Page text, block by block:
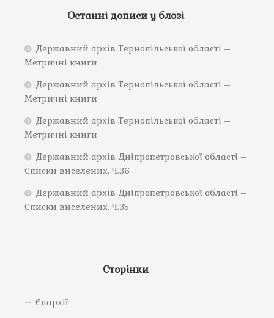
Останні дописи у блозі
Державний архів Тернопільської області –
Метричні книги
Державний архів Тернопільської області –
Метричні книги
Державний архів Тернопільської області –
Метричні книги
Державний архів Дніпропетровської області –
Списки виселених. Ч.36
Державний архів Дніпропетровської області –
Списки виселених. Ч.35
Сторінки
Єпархії